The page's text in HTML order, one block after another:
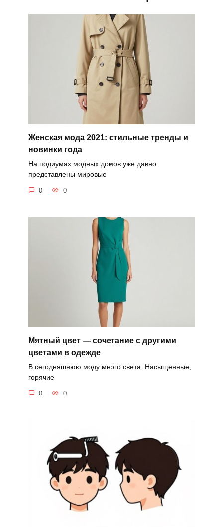
Женская мода 2021: стильные тренды и
новинки года
На подиумах модных домов уже давно
представлены мировые
0 0
Мятный цвет — сочетание с другими
цветами в одежде
В сегодняшнюю моду много света. Насыщенные,
горячие
0 0